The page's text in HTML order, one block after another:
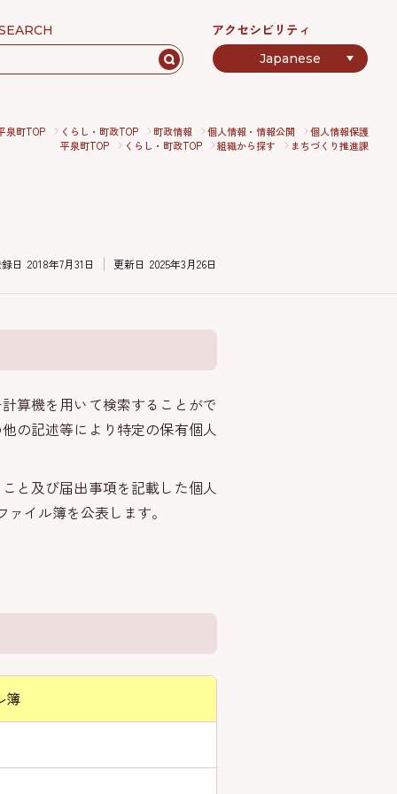
アクセシビリティ
泉町TOP くらし・町政TOP 町政情報 個人情報・情報公開
個人情報保護
平泉町TOP
くらし・町政TOP 組織から探す まちづくり推進課
日 2018年7月31日 更新日 2025年3月26日
算機を用いて検索することがで
の記述等により特定の保有個人
と及び届出事項を記載した個人
イル簿を公表します。
簿